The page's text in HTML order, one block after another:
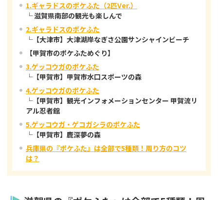
1.ギャラドスのポケふた（2匹Ver.）
└ 滋賀県南部の観光も楽しんで
2.ギャラドスのポケふた
└【大津市】大津湖岸なぎさ公園サンシャインビーチ
【甲賀市のポケふためぐり】
3.ゲッコウガのポケふた
└【甲賀市】甲賀市水口スポーツの森
4.ゲッコウガのポケふた
└【甲賀市】観光インフォメーションセンター 甲賀流リ
アル忍者館
5.ゲッコウガ・ゲコガシラのポケふた
└【甲賀市】鹿深夢の森
兵庫県の『ポケふた』は全部で5種類！周り方のコツ
は？